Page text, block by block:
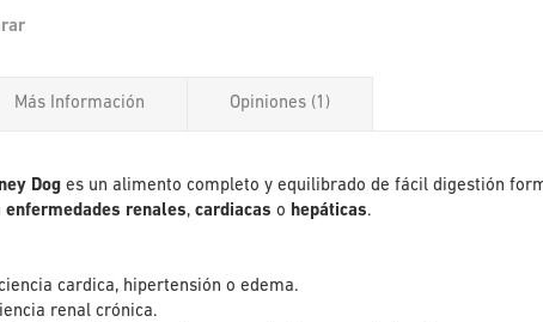
la
imágenes
Dog es un alimento completo y equilibrado de fácil digestión
enfermedades renales,cardiacas o hepáticas.
cardica, hipertensión o edema.
renal crónica.
Más Información Opiniones 1